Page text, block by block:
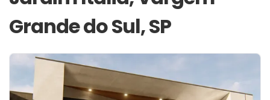
Grande do Sul, SP